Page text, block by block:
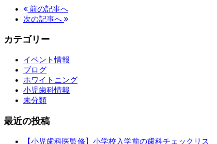
前の記事へ
次の記事へ
カテゴリー
イベント情報
ブログ
ホワイトニング
小児歯科情報
未分類
最近の投稿
【小児歯科医監修】小学校入学前の歯科チェックリス